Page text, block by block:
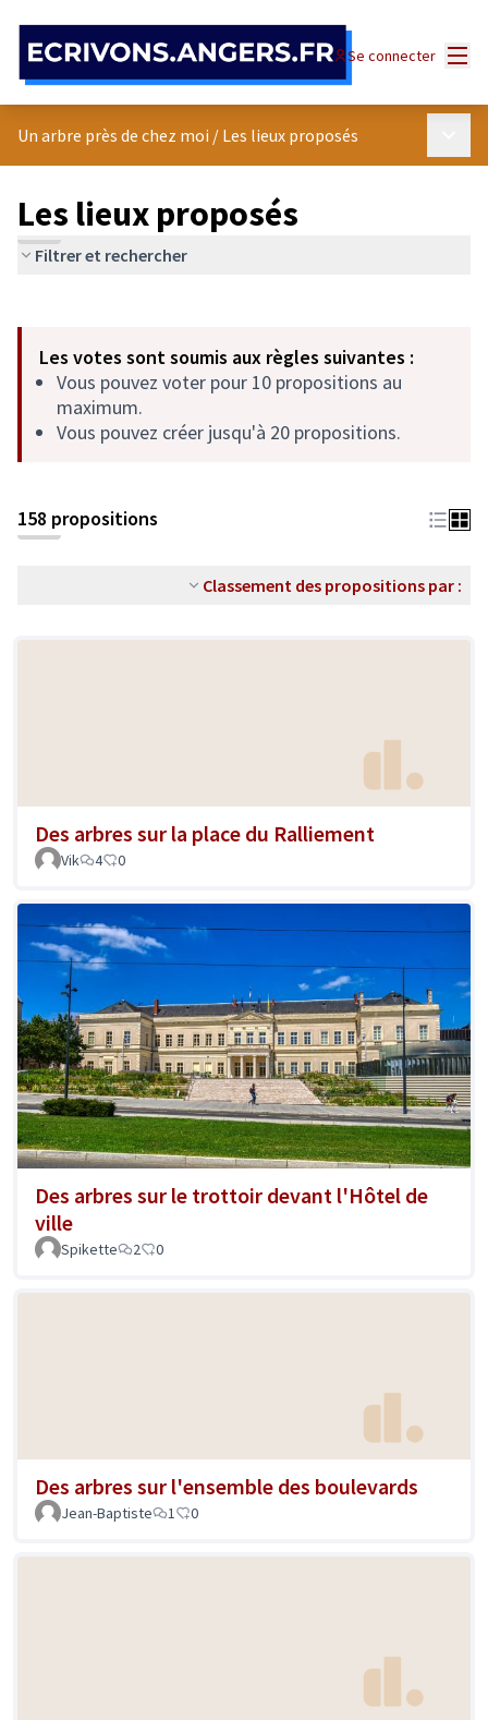
Se connecter
Un arbre près de chez moi / Les lieux proposés
Les lieux proposés
Filtrer et rechercher
−
Les votes sont soumis aux règles suivantes :
Vous pouvez voter pour 10 propositions au
maximum.
Vous pouvez créer jusqu'à 20 propositions.
158 propositions
Classement des propositions par :
Des arbres sur la place du Ralliement
Vik 4 0
Des arbres sur le trottoir devant l'Hôtel de
ville
Spikette 2 0
Des arbres sur l'ensemble des boulevards
Jean-Baptiste 1 0